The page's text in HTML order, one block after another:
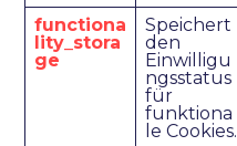
functiona
lity_stora
ge
Speichert
den
Einwilligu
ngsstatus
für
funktiona
le Cookies.